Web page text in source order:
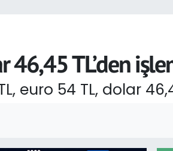
TL’den
euro 54 TL, dolar